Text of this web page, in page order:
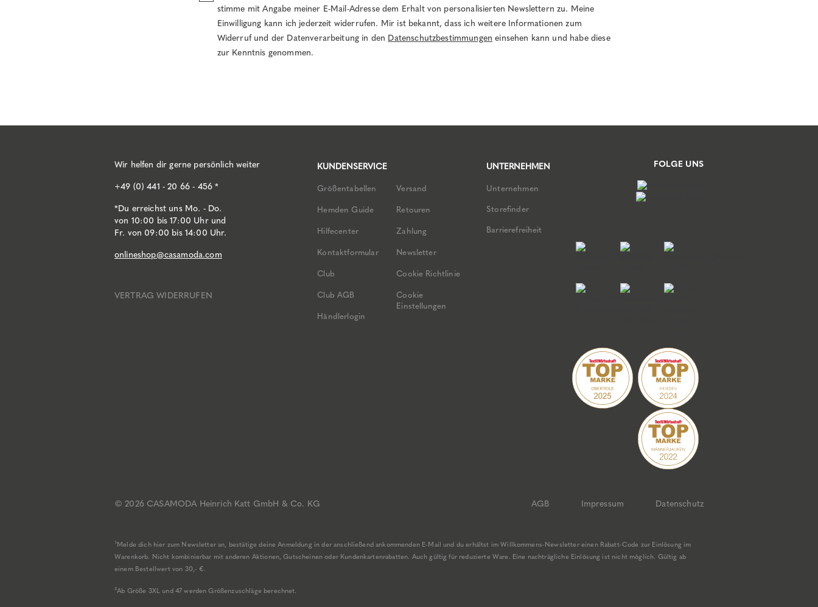
stimme mit Angabe meiner E-Mail-Adresse dem Erhalt von personalisierten Newslettern zu. Meine
Einwilligung kann ich jederzeit widerrufen. Mir ist bekannt, dass ich weitere Informationen zum
Widerruf und der Datenverarbeitung in den Datenschutzbestimmungen einsehen kann und habe diese
zur Kenntnis genommen.
Wir helfen dir gerne persönlich weiter
+49 (0) 441 - 20 66 - 456 *
*Du erreichst uns Mo. - Do.
von 10:00 bis 17:00 Uhr und
Fr. von 09:00 bis 14:00 Uhr.
onlineshop@casamoda.com
VERTRAG WIDERRUFEN
KUNDENSERVICE
Größentabellen
Hemden Guide
Hilfecenter
Kontaktformular
Club
Club AGB
Händlerlogin
Versand
Retouren
Zahlung
Newsletter
Cookie Richtlinie
Cookie
Einstellungen
UNTERNEHMEN
Unternehmen
Storefinder
Barrierefreiheit
FOLGE UNS
© 2026 CASAMODA Heinrich Katt GmbH & Co. KG AGB Impressum Datenschutz
¹Melde dich hier zum Newsletter an, bestätige deine Anmeldung in der anschließend ankommenden E-Mail und du erhältst im Willkommens-Newsletter einen Rabatt-Code zur Einlösung im
Warenkorb. Nicht kombinierbar mit anderen Aktionen, Gutscheinen oder Kundenkartenrabatten. Auch gültig für reduzierte Ware. Eine nachträgliche Einlösung ist nicht möglich. Gültig ab
einem Bestellwert von 30,- €.
²Ab Größe 3XL und 47 werden Größenzuschläge berechnet.